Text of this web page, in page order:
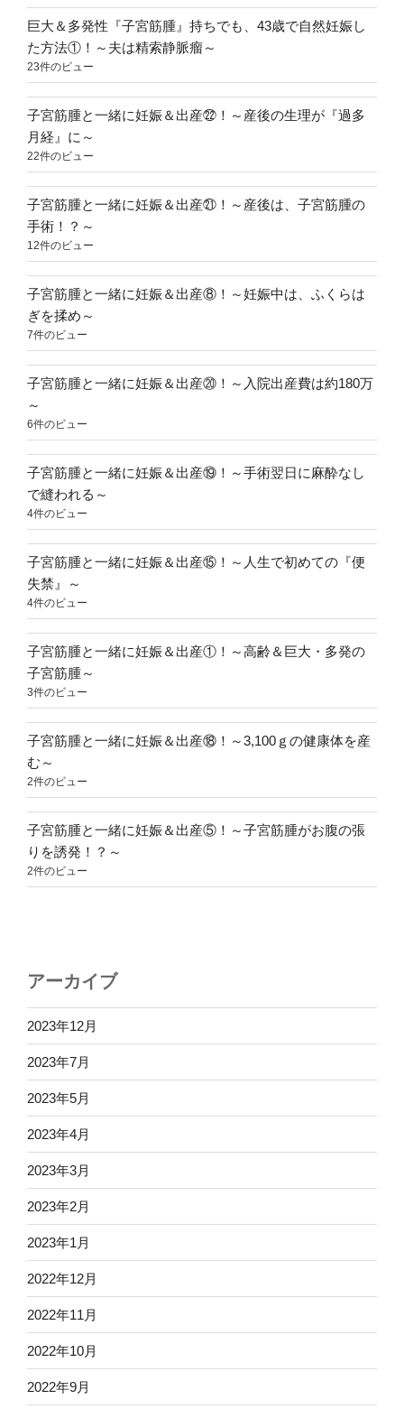
の
張
り
を
誘
発！？
～”
の
巨大＆多発性『子宮筋腫』持ちでも、43歳で自然妊娠し
た方法①！～夫は精索静脈瘤～
23件のビュー
子宮筋腫と一緒に妊娠＆出産㉒！～産後の生理が『過多
月経』に～
22件のビュー
子宮筋腫と一緒に妊娠＆出産㉑！～産後は、子宮筋腫の
手術！？～
12件のビュー
子宮筋腫と一緒に妊娠＆出産⑧！～妊娠中は、ふくらは
ぎを揉め～
7件のビュー
子宮筋腫と一緒に妊娠＆出産⑳！～入院出産費は約180万
～
6件のビュー
子宮筋腫と一緒に妊娠＆出産⑲！～手術翌日に麻酔なし
で縫われる～
4件のビュー
子宮筋腫と一緒に妊娠＆出産⑮！～人生で初めての『便
失禁』～
4件のビュー
子宮筋腫と一緒に妊娠＆出産①！～高齢＆巨大・多発の
子宮筋腫～
3件のビュー
子宮筋腫と一緒に妊娠＆出産⑱！～3,100ｇの健康体を産
む～
2件のビュー
子宮筋腫と一緒に妊娠＆出産⑤！～子宮筋腫がお腹の張
りを誘発！？～
2件のビュー
アーカイブ
2023年12月
2023年7月
2023年5月
2023年4月
2023年3月
2023年2月
2023年1月
2022年12月
2022年11月
2022年10月
2022年9月